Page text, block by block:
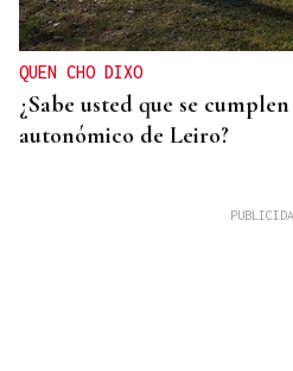
QUEN CHO DIXO
¿Sabe usted que se
autonómico de Leiro?